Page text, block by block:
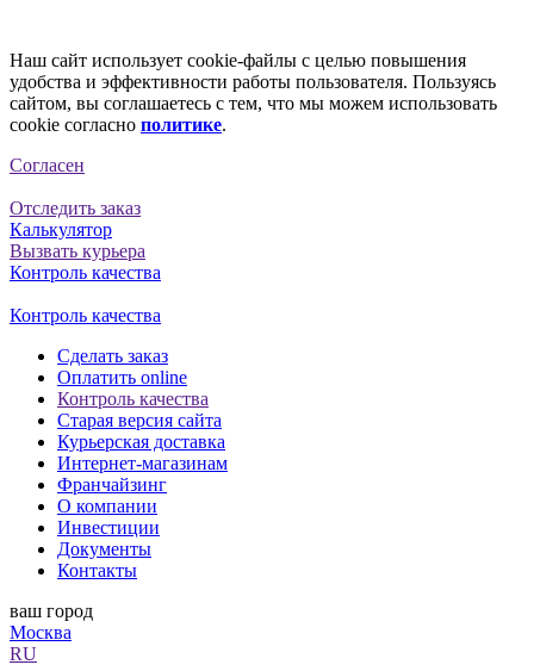
Наш сайт использует cookie-файлы с целью повышения
удобства и эффективности работы пользователя. Пользуясь
сайтом, вы соглашаетесь с тем, что мы можем использовать
cookie согласно политике.
Согласен
Отследить заказ
Калькулятор
Вызвать курьера
Контроль качества
Контроль качества
Сделать заказ
Оплатить online
Контроль качества
Старая версия сайта
Курьерская доставка
Интернет-магазинам
Франчайзинг
О компании
Инвестиции
Документы
Контакты
ваш город
Москва
RU